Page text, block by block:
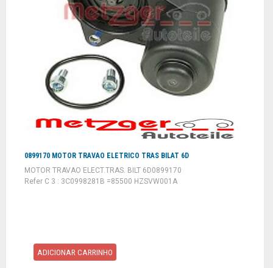
0899170 MOTOR TRAVAO ELETRICO TRAS BILAT 6D
MOTOR TRAVAO ELECT.TRAS. BILT 6D0899170
Refer C 3 : 3C0998281B =85500 HZSVW001A
ADICIONAR CARRINHO